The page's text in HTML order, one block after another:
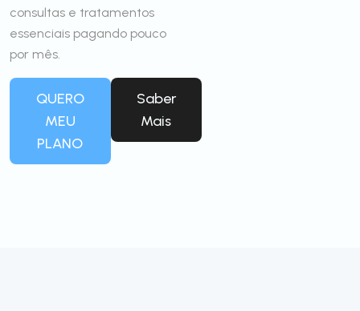
consultas e tratamentos
essenciais pagando pouco
por mês.
QUERO
MEU
PLANO
Saber
Mais